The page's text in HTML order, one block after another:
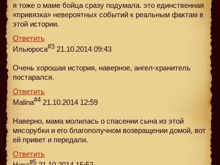
я тоже о маме бойца сразу подумала. это единственная
«привязка» невероятных событий к реальным фактам в
этой истории.
Ответить
Ильюроса#3 21.10.2014 09:43
Очень хорошая история, наверное, ангел-хранитель
постарался.
Ответить
Malina#4 21.10.2014 12:59
Наверно, мама молилась о спасении сына из этой
мясорубки и его благополучном возвращении домой, вот
ей привет и передали.
Ответить
#5